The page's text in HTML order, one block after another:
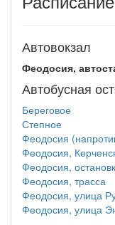
Автовокзал
Феодосия,
Автобусная
Береговое
Степное
Феодосия
Феодосия,
Феодосия,
Феодосия, трасса
Феодосия, улица
Феодосия, улица